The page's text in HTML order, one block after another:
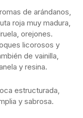
de arándanos,
roja muy madura,
orejones.
licorosos y
de vainilla,
y resina.
estructurada,
y sabrosa.